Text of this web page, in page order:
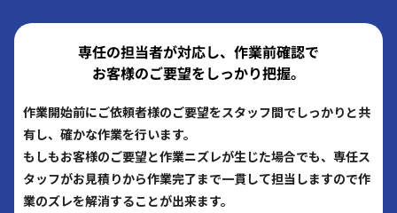
専任の担当者が対応し、作業前確認で
お客様のご要望をしっかり把握。
作業開始前にご依頼者様のご要望をスタッフ間でしっかりと共
有し、確かな作業を行います。
もしもお客様のご要望と作業ニズレが生じた場合でも、専任ス
タッフがお見積りから作業完了まで一貫して担当しますので作
業のズレを解消することが出来ます。